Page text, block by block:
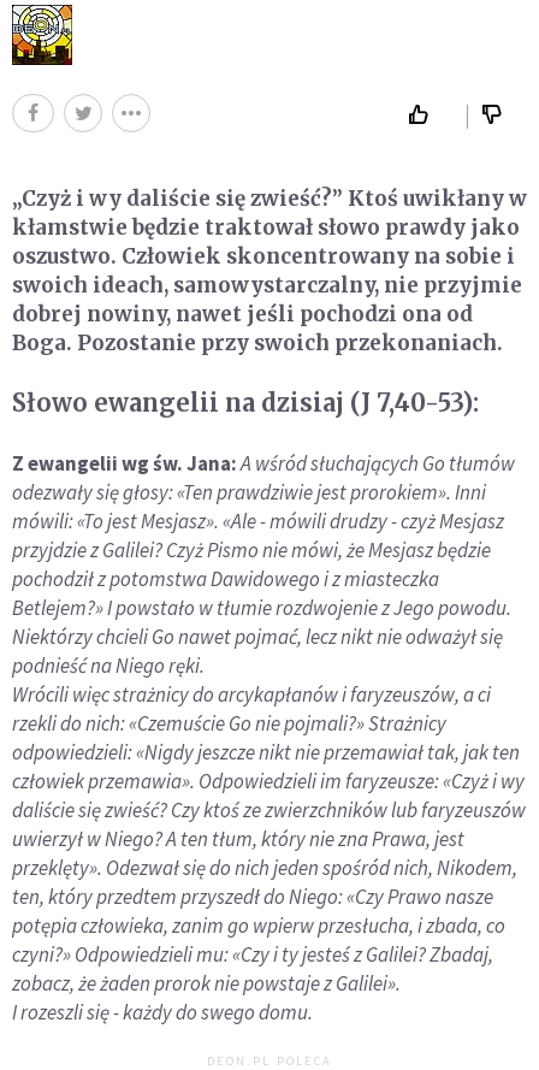
„Czyż i wy daliście się zwieść?” Ktoś uwikłany w
kłamstwie będzie traktował słowo prawdy jako
oszustwo. Człowiek skoncentrowany na sobie i
swoich ideach, samowystarczalny, nie przyjmie
dobrej nowiny, nawet jeśli pochodzi ona od
Boga. Pozostanie przy swoich przekonaniach.
Słowo ewangelii na dzisiaj (J 7,40-53):
Z ewangelii wg św. Jana:A wśród słuchających Go tłumów
odezwały się głosy: «Ten prawdziwie jest prorokiem». Inni
mówili: «To jest Mesjasz». «Ale - mówili drudzy - czyż Mesjasz
przyjdzie z Galilei? Czyż Pismo nie mówi, że Mesjasz będzie
pochodził z potomstwa Dawidowego i z miasteczka
Betlejem?» I powstało w tłumie rozdwojenie z Jego powodu.
Niektórzy chcieli Go nawet pojmać, lecz nikt nie odważył się
podnieść na Niego ręki.
Wrócili więc strażnicy do arcykapłanów i faryzeuszów, a ci
rzekli do nich: «Czemuście Go nie pojmali?» Strażnicy
odpowiedzieli: «Nigdy jeszcze nikt nie przemawiał tak, jak ten
człowiek przemawia». Odpowiedzieli im faryzeusze: «Czyż i wy
daliście się zwieść? Czy ktoś ze zwierzchników lub faryzeuszów
uwierzył w Niego? A ten tłum, który nie zna Prawa, jest
przeklęty». Odezwał się do nich jeden spośród nich, Nikodem,
ten, który przedtem przyszedł do Niego: «Czy Prawo nasze
potępia człowieka, zanim go wpierw przesłucha, i zbada, co
czyni?» Odpowiedzieli mu: «Czy i ty jesteś z Galilei? Zbadaj,
zobacz, że żaden prorok nie powstaje z Galilei».
I rozeszli się - każdy do swego domu.
DEON.PL POLECA